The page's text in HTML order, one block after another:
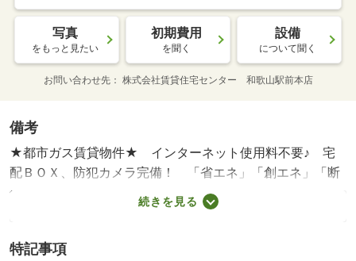
写真
をもっと見たい
初期費用
を聞く
設備
について聞く
お問い合わせ先 株式会社賃貸住宅センター 和歌山駅前本店
備考
★都市ガス賃貸物件★ インターネット使用料不要♪ 宅
配ＢＯＸ、防犯カメラ完備！ 「省エネ」「創エネ」「断
熱」のＺＥＨ採用☆ 他、エアコン、照明、Ｗ－ＣＬ、追
い焚き、浴室乾燥機など設備充実♪ 徒歩圏内にコンビニや
（犬・猫） ★家具家電レンタル利用可★ 図面や設備が
続きを見る
特記事項